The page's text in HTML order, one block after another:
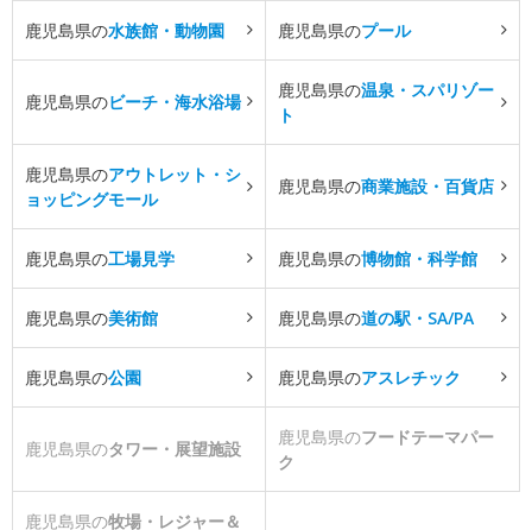
鹿児島県の水族館・動物園 鹿児島県のプール
鹿児島県のビーチ・海水浴場
鹿児島県の温泉・スパリゾー
ト
鹿児島県のアウトレット・シ
ョッピングモール
鹿児島県の商業施設・百貨店
鹿児島県の工場見学 鹿児島県の博物館・科学館
鹿児島県の美術館 鹿児島県の道の駅・SA/PA
鹿児島県の公園 鹿児島県のアスレチック
鹿児島県のタワー・展望施設
鹿児島県のフードテーマパー
ク
鹿児島県の牧場・レジャー＆